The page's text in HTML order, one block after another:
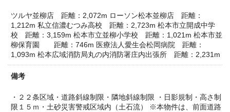
ツルヤ並柳店 距離：2,072m ローソン松本並柳店 距離：
1,212m 私立信濃むつみ高校 距離：2,723m 松本市立開成中学
校 距離：3,159m 松本市立並柳小学校 距離：1,021m 松本市並
柳保育園 距離：746m 医療法人愛生会松岡病院 距離：
1,093m 松本広域消防局丸の内消防署庄内出張所 距離：2,231m
備考
・２２条区域・道路斜線制限・隣地斜線制限 ・日影規制・高さ制
限１５ｍ・土砂災害警戒区域内（土石流）
※本物件は、前面道路